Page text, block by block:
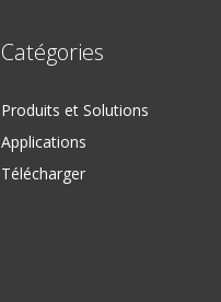
Catégories
Produits et Solutions
Applications
Télécharger